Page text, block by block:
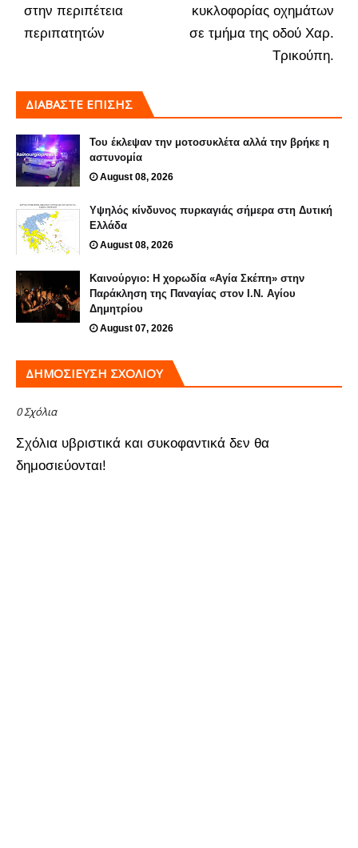
κυκλοφορίας οχημάτων
σε τμήμα της οδού Χαρ.
Τρικούπη.
στην περιπέτεια
περιπατητών
ΔΙΑΒΑΣΤΕ ΕΠΙΣΗΣ
Του έκλεψαν την μοτοσυκλέτα αλλά την βρήκε η
αστυνομία
August 08, 2026
Υψηλός κίνδυνος πυρκαγιάς σήμερα στη Δυτική
Ελλάδα
August 08, 2026
Καινούργιο: Η χορωδία «Αγία Σκέπη» στην
Παράκληση της Παναγίας στον Ι.Ν. Αγίου
Δημητρίου
August 07, 2026
ΔΗΜΟΣΊΕΥΣΗ ΣΧΟΛΊΟΥ
0 Σχόλια
Σχόλια υβριστικά και συκοφαντικά δεν θα
δημοσιεύονται!